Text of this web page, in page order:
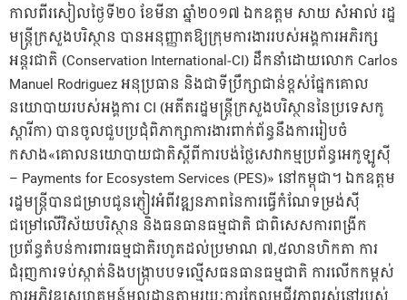
កាលពីរសៀលថ្ងៃទី២០ ខែមីនា ឆ្នាំ២០១៧ ឯកឧត្តម សាយ សំអាល់ រដ្ឋ
មន្ត្រីក្រសួងបរិស្ថាន បានអនុញ្ញាតឱ្យក្រុមការងាររបស់អង្គការអភិរក្ស
អន្តរជាតិ (Conservation International-CI) ដឹកនាំដោយលោក Carlos
Manuel Rodriguez អនុប្រធាន និងជាទីប្រឹក្សាជាន់ខ្ពស់ផ្នែកគោល
នយោបាយរបស់អង្គការ CI (អតីតរដ្ឋមន្ត្រីក្រសួងបរិស្ថាននៃប្រទេសកូ
ស្តារីកា) បានចូលជួបប្រជុំពិភាក្សាការងារពាក់ព័ន្ធនឹងការរៀបចំ
កសាង«គោលនយោបាយជាតិស្តីពីការបង់ថ្លៃសេវាកម្មប្រព័ន្ធអេកូឡូស៊ី
– Payments for Ecosystem Services (PES)» នៅកម្ពុជា។ ឯកឧត្តម
រដ្ឋមន្ត្រីបានជម្រាបជូនភ្ញៀវអំពីវឌ្ឍនភាពនៃការធ្វើកំណែទម្រង់ស៊ី
ជម្រៅលើវិស័យបរិស្ថាន និងធនធានធម្មជាតិ ជាពិសេសការពង្រីក
ប្រព័ន្ធតំបន់ការពារធម្មជាតិរហូតដល់ប្រមាណ ៧,៥លានហិកតា ការ
ជំរុញការទប់ស្កាត់និងបង្ក្រាបបទល្មើសធនធានធម្មជាតិ ការលើកកម្ពស់